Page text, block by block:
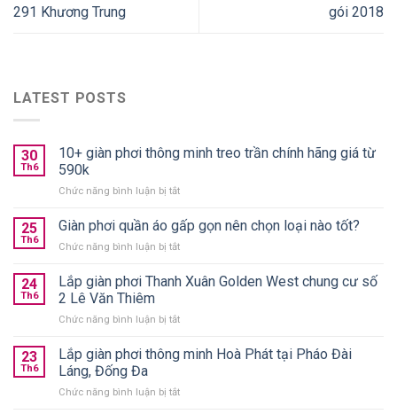
291 Khương Trung
gói 2018
LATEST POSTS
30
Th6
10+ giàn phơi thông minh treo trần chính hãng giá từ
590k
Chức năng bình luận bị tắtở
giàn
phơi
thông
treo
hãng
từ
25
Th6
Giàn phơi quần áo gấp gọn nên chọn loại nào tốt?
Chức năng bình luận bị tắtở
phơi
gấp
nên
nào
24
Th6
Lắp giàn phơi Thanh Xuân Golden West chung cư số
2 Lê Văn Thiêm
Chức năng bình luận bị tắtở
giàn
Xuân
23
Th6
Lắp giàn phơi thông minh Hoà Phát tại Pháo Đài
Láng, Đống Đa
Chức năng bình luận bị tắtở